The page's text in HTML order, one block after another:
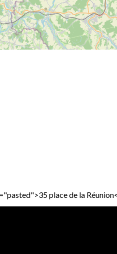
place de la